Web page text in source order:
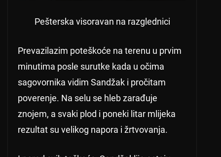
Pešterska visoravan na razglednici
Prevazilazim poteškoće na terenu u prvim
minutima posle surutke kada u očima
sagovornika vidim Sandžak i pročitam
poverenje. Na selu se hleb zarađuje
znojem, a svaki plod i poneki litar mlijeka
rezultat su velikog napora i žrtvovanja.